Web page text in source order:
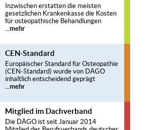
Inzwischen erstatten die meisten
gesetzlichen Krankenkasse die Kosten
für osteopathische Behandlungen
...mehr
CEN-Standard
Europäischer Standard für Osteopathie
(CEN-Standard) wurde von DÄGO
inhaltlich entscheidend geprägt
...mehr
Mitglied im Dachverband
Die DÄGO ist seit Januar 2014